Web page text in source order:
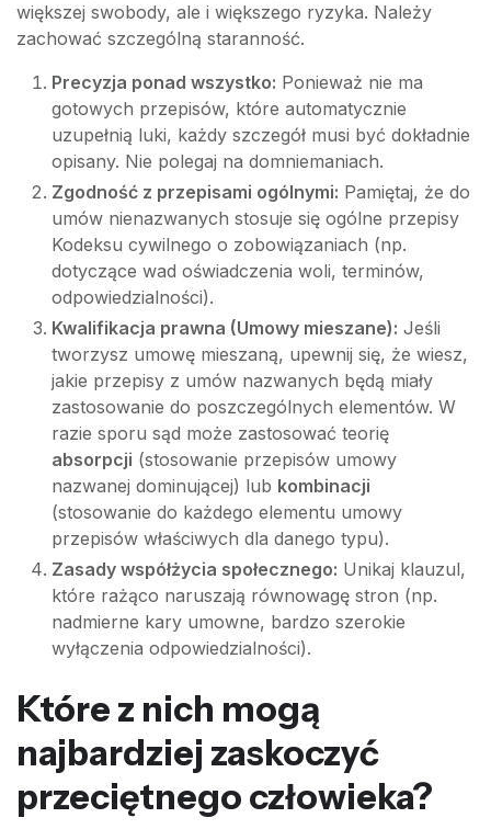
większej swobody, ale i większego ryzyka. Należy
zachować szczególną staranność.
Precyzja ponad wszystko: Ponieważ nie ma
gotowych przepisów, które automatycznie
uzupełnią luki, każdy szczegół musi być dokładnie
opisany. Nie polegaj na domniemaniach.
Zgodność z przepisami ogólnymi: Pamiętaj, że do
umów nienazwanych stosuje się ogólne przepisy
Kodeksu cywilnego o zobowiązaniach (np.
dotyczące wad oświadczenia woli, terminów,
odpowiedzialności).
Kwalifikacja prawna (Umowy mieszane): Jeśli
tworzysz umowę mieszaną, upewnij się, że wiesz,
jakie przepisy z umów nazwanych będą miały
zastosowanie do poszczególnych elementów. W
razie sporu sąd może zastosować teorię
absorpcji (stosowanie przepisów umowy
nazwanej dominującej) lub kombinacji
(stosowanie do każdego elementu umowy
przepisów właściwych dla danego typu).
Zasady współżycia społecznego: Unikaj klauzul,
które rażąco naruszają równowagę stron (np.
nadmierne kary umowne, bardzo szerokie
wyłączenia odpowiedzialności).
Które z nich mogą
najbardziej zaskoczyć
przeciętnego człowieka?